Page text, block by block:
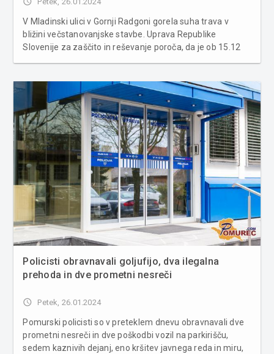
V Mladinski ulici v Gornji Radgoni gorela suha trava v
bližini večstanovanjske stavbe. Uprava Republike
Slovenije za zaščito in reševanje poroča, da je ob 15.12
požar p...
Policisti obravnavali goljufijo, dva ilegalna
prehoda in dve prometni nesreči
access_time Petek, 26.01.2024
Pomurski policisti so v preteklem dnevu obravnavali dve
prometni nesreči in dve poškodbi vozil na parkirišču,
sedem kaznivih dejanj, eno kršitev javnega reda in miru,